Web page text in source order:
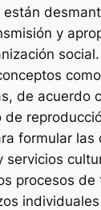
y
de acuerdo
formular
procesos